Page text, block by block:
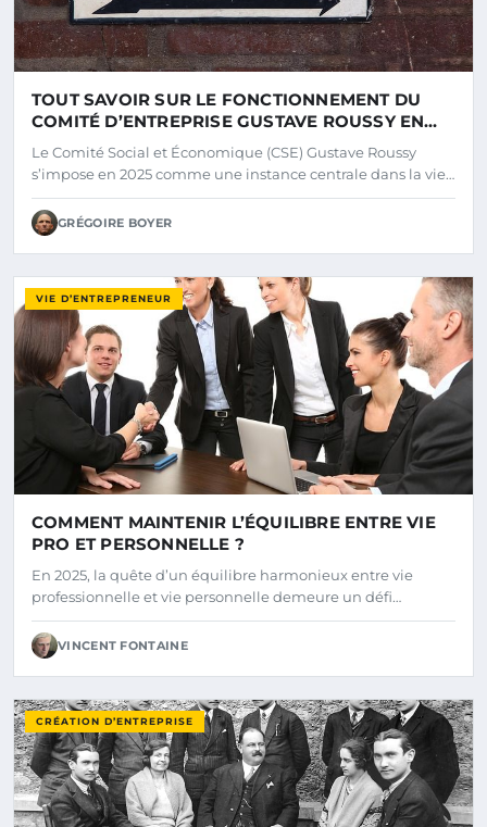
TOUT SAVOIR SUR LE FONCTIONNEMENT DU
COMITÉ D’ENTREPRISE GUSTAVE ROUSSY EN
2025
Le Comité Social et Économique (CSE) Gustave Roussy
s’impose en 2025 comme une instance centrale dans la vie…
GRÉGOIRE BOYER
VIE D’ENTREPRENEUR
COMMENT MAINTENIR L’ÉQUILIBRE ENTRE VIE
PRO ET PERSONNELLE ?
En 2025, la quête d’un équilibre harmonieux entre vie
professionnelle et vie personnelle demeure un défi…
VINCENT FONTAINE
CRÉATION D’ENTREPRISE